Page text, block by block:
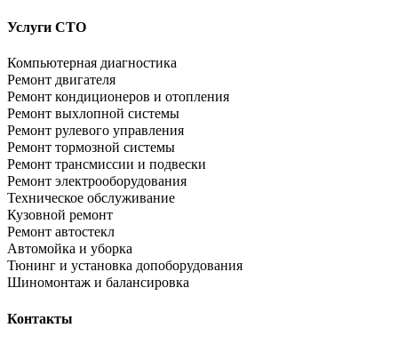
Услуги СТО
Компьютерная диагностика
Ремонт двигателя
Ремонт кондиционеров и отопления
Ремонт выхлопной системы
Ремонт рулевого управления
Ремонт тормозной системы
Ремонт трансмиссии и подвески
Ремонт электрооборудования
Техническое обслуживание
Кузовной ремонт
Ремонт автостекл
Автомойка и уборка
Тюнинг и установка допоборудования
Шиномонтаж и балансировка
Контакты